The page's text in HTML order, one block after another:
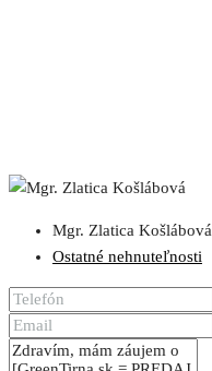
Mgr. Zlatica Košlábová
Ostatné nehnuteľnosti